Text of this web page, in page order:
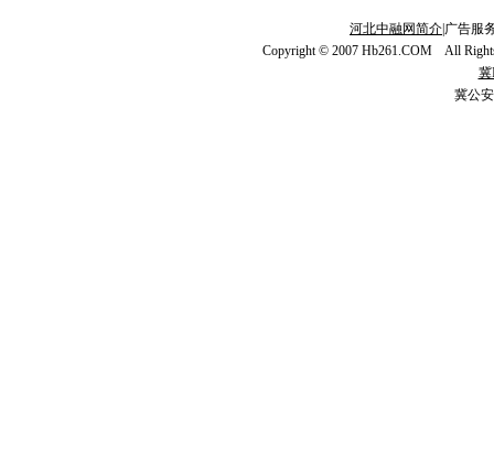
河北中融网简介 |广告服
Copyright © 2007 Hb261.COM All
冀
冀公